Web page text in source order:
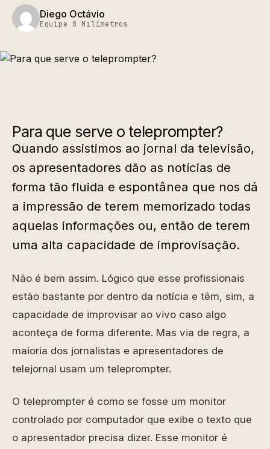
Diego Octávio
Equipe 8 Milímetros
Para que serve o teleprompter?
Quando assistimos ao jornal da televisão,
os apresentadores dão as notícias de
forma tão fluida e espontânea que nos dá
a impressão de terem memorizado todas
aquelas informações ou, então de terem
uma alta capacidade de improvisação.
Não é bem assim. Lógico que esse profissionais
estão bastante por dentro da notícia e têm, sim, a
capacidade de improvisar ao vivo caso algo
aconteça de forma diferente. Mas via de regra, a
maioria dos jornalistas e apresentadores de
telejornal usam um teleprompter.
O teleprompter é como se fosse um monitor
controlado por computador que exibe o texto que
o apresentador precisa dizer. Esse monitor é